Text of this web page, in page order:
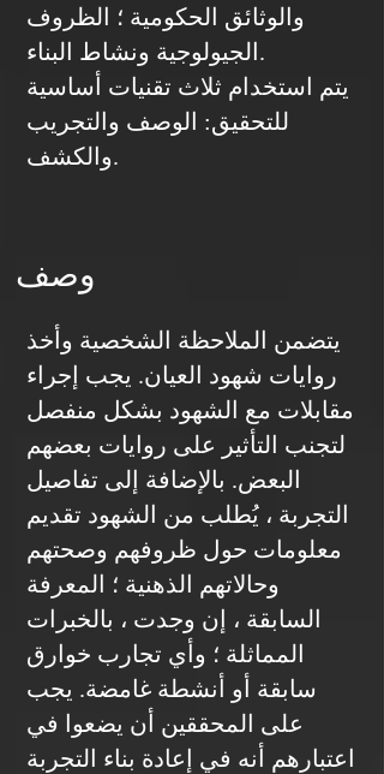
والوثائق الحكومية ؛ الظروف
الجيولوجية ونشاط البناء.
يتم استخدام ثلاث تقنيات أساسية
للتحقيق: الوصف والتجريب
والكشف.
وصف
يتضمن الملاحظة الشخصية وأخذ
روايات شهود العيان. يجب إجراء
مقابلات مع الشهود بشكل منفصل
لتجنب التأثير على روايات بعضهم
البعض. بالإضافة إلى تفاصيل
التجربة ، يُطلب من الشهود تقديم
معلومات حول ظروفهم وصحتهم
وحالاتهم الذهنية ؛ المعرفة
السابقة ، إن وجدت ، بالخبرات
المماثلة ؛ وأي تجارب خوارق
سابقة أو أنشطة غامضة. يجب
على المحققين أن يضعوا في
اعتبارهم أنه في إعادة بناء التجربة